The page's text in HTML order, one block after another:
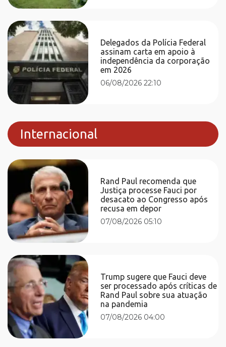
Delegados da Polícia Federal
assinam carta em apoio à
independência da corporação
em 2026
06/08/2026 22:10
Internacional
Rand Paul recomenda que
Justiça processe Fauci por
desacato ao Congresso após
recusa em depor
07/08/2026 05:10
Trump sugere que Fauci deve
ser processado após críticas de
Rand Paul sobre sua atuação
na pandemia
07/08/2026 04:00